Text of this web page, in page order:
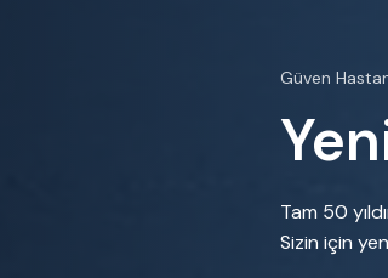
Güven
Tam 50
Sizin için